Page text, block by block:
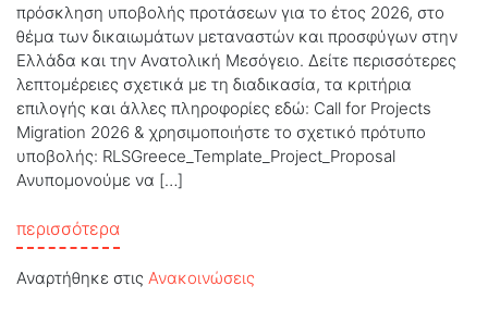
πρόσκληση υποβολής προτάσεων για το έτος 2026, στο
θέμα των δικαιωμάτων μεταναστών και προσφύγων στην
Ελλάδα και την Ανατολική Μεσόγειο. Δείτε περισσότερες
λεπτομέρειες σχετικά με τη διαδικασία, τα κριτήρια
επιλογής και άλλες πληροφορίες εδώ: Call for Projects
Migration 2026 & χρησιμοποιήστε το σχετικό πρότυπο
υποβολής: RLSGreece_Template_Project_Proposal
Ανυπομονούμε να […]
περισσότερα
Αναρτήθηκε στις Ανακοινώσεις